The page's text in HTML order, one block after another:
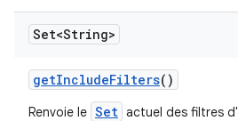
Set<String>
getIncludeFilters()
Renvoie le Set actuel des filtres